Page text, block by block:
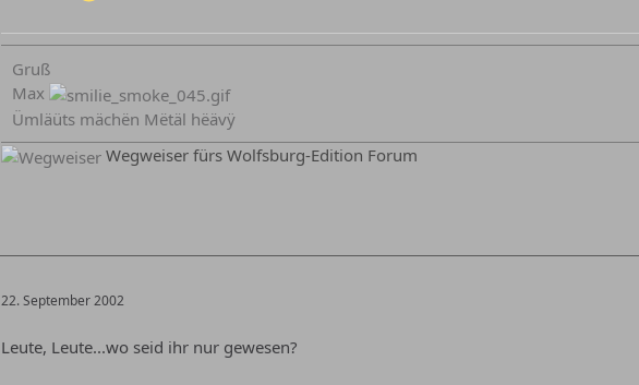
Gruß
Max
Ümläüts mächën Mëtäl hëävÿ
Wegweiser fürs Wolfsburg-Edition Forum
22. September 2002
Leute, Leute...wo seid ihr nur gewesen?